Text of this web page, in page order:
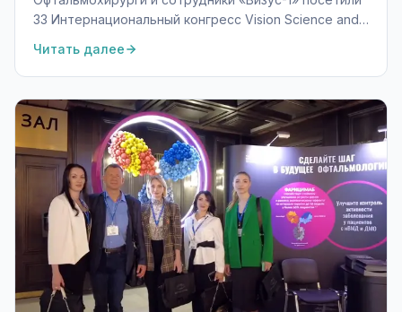
33 Интернациональный конгресс Vision Science and
Екатеринбурге.
Читать далее